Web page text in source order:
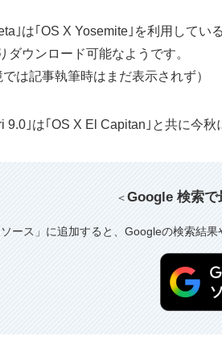
｣は｢OS X Yosemite｣を利用して
ダウンロード可能なようです。
では記事執筆時はまだ表示されず）
9.0｣は｢OS X El Capitan｣と共に今秋
＜Google 検索で
ソース」に追加すると、Googleの検索結